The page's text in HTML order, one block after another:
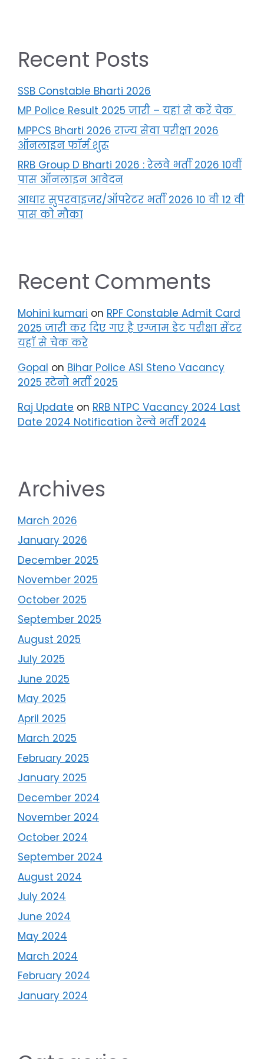
Recent Posts
SSB Constable Bharti 2026
MP Police Result 2025 जारी – यहां से करें चेक
MPPCS Bharti 2026 राज्य सेवा परीक्षा 2026
ऑनलाइन फॉर्म शुरू
RRB Group D Bharti 2026 : रेलवे भर्ती 2026 10वीं
पास ऑनलाइन आवेदन
आधार सुपरवाइजर/ऑपरेटर भर्ती 2026 10 वी 12 वी
पास को मौका
Recent Comments
Mohini kumari on RPF Constable Admit Card
2025 जारी कर दिए गए है एग्जाम डेट परीक्षा सेंटर
यहाँ से चेक करे
Gopal on Bihar Police ASI Steno Vacancy
2025 स्टेनो भर्ती 2025
Raj Update on RRB NTPC Vacancy 2024 Last
Date 2024 Notification रेल्वे भर्ती 2024
Archives
March 2026
January 2026
December 2025
November 2025
October 2025
September 2025
August 2025
July 2025
June 2025
May 2025
April 2025
March 2025
February 2025
January 2025
December 2024
November 2024
October 2024
September 2024
August 2024
July 2024
June 2024
May 2024
March 2024
February 2024
January 2024